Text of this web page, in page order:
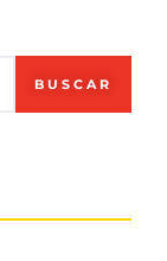
BUSCAR